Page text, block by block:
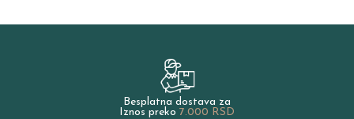
Besplatna dostava za
Iznos preko 7.000 RSD